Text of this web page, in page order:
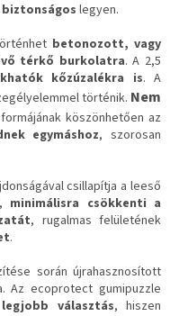
biztonságos legyen.
betonozott, vagy
térkő burkolatra. A 2,5
kőzúzalékra is. A
történik. Nem
köszönhetően az
egymáshoz, szorosan
csillapítja a leeső
minimálisra csökkenti a
, rugalmas felületének
.
során újrahasznosított
Az ecoprotect gumipuzzle
legjobb választás, hiszen